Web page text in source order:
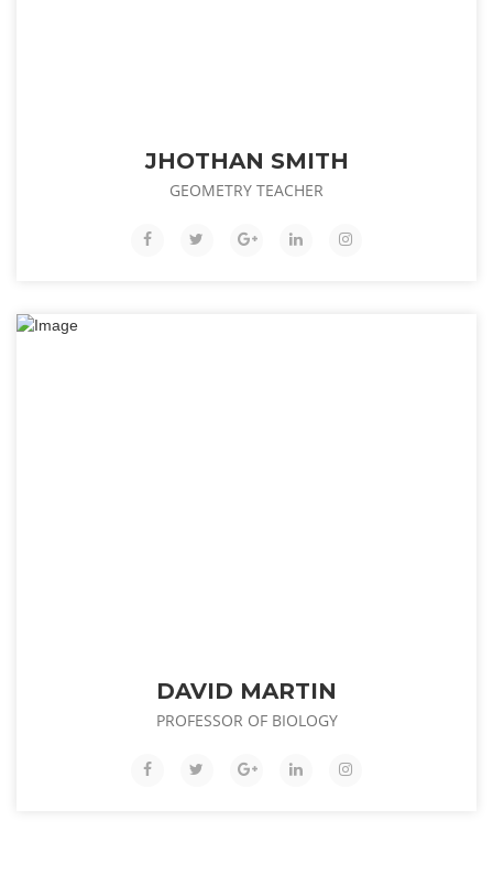
JHOTHAN SMITH
GEOMETRY TEACHER
DAVID MARTIN
PROFESSOR OF BIOLOGY